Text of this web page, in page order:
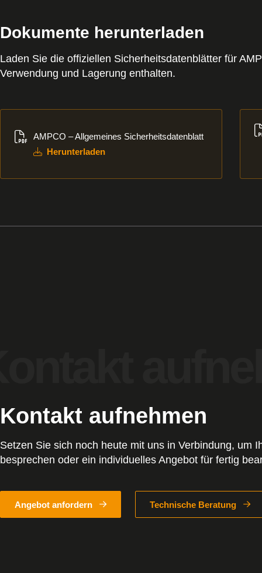
Dokumente herunterladen
Laden Sie die offiziellen Sicherheitsdatenblätter für
Verwendung und Lagerung enthalten.
AMPCO – Allgemeines Sicherheitsdatenblatt
Herunterladen
Kontakt aufnehmen
Setzen Sie sich noch heute mit uns in Verbindung, um
besprechen oder ein individuelles Angebot für fertig
Angebot anfordern Technische Beratung